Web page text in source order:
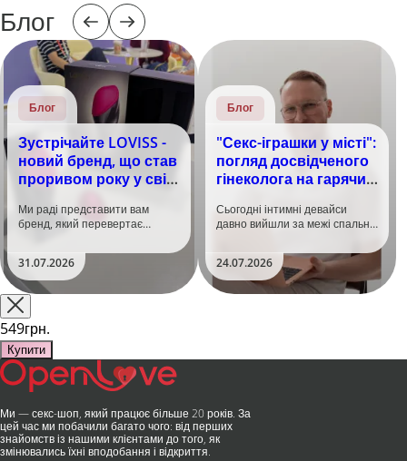
Блог
Блог
Зустрічайте LOVISS -
новий бренд, що став
проривом року у світі
Ми раді представити вам
бренд, який перевертає
та вже встиг стати сенсацією
на міжнародній виставці API
Shanghai-2026!​LOVISS - це
поєднання унікальної естетики
та бездога..
31.07.2026
Блог
"Секс-іграшки у місті":
погляд досвідченого
гінеколога на гарячий
Сьогодні інтимні девайси
давно вийшли за межі спальні.
безшумні моторчики та
стильний дизайн перетворили
їх на гаджет, який багато хто
використовує, тестує у
24.07.2026
549грн.
Купити
Ми — секс-шоп, який працює більше 20 років. За
цей час ми побачили багато чого: від перших
знайомств із нашими клієнтами до того, як
змінювались їхні вподобання і відкриття.